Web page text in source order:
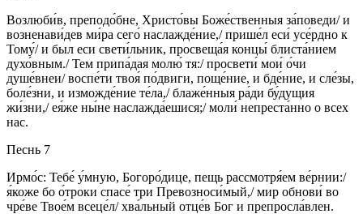
Возлюби́в, преподо́бне, Христо́вы Боже́ственныя за́поведи/ и
возненави́дев ми́ра сего́ наслажде́ние,/ прише́л еси́ усе́рдно к
Тому́/ и был еси свети́льник, просвеща́я концы́ блиста́нием
духо́вным./ Тем припа́дая молю́ тя:/ просвети́ мои́ о́чи
душе́внеи/ воспе́ти твоя́ по́двиги, поще́ние, и бде́ние, и сле́зы,
боле́зни, и изможде́ние те́ла,/ блаже́нныя ра́ди бу́дущия
жи́зни,/ ея́же ны́не наслажда́ешися;/ моли́ непреста́нно о всех
нас.
Песнь 7
Ирмо́с: Тебе́ у́мную, Богоро́дице, пещь рассмотря́ем ве́рнии:/
я́коже бо о́троки спасе́ три Превозноси́мый,/ мир обнови́ во
чре́ве Твое́м всеце́л/ хва́льный отце́в Бог и препросла́влен.